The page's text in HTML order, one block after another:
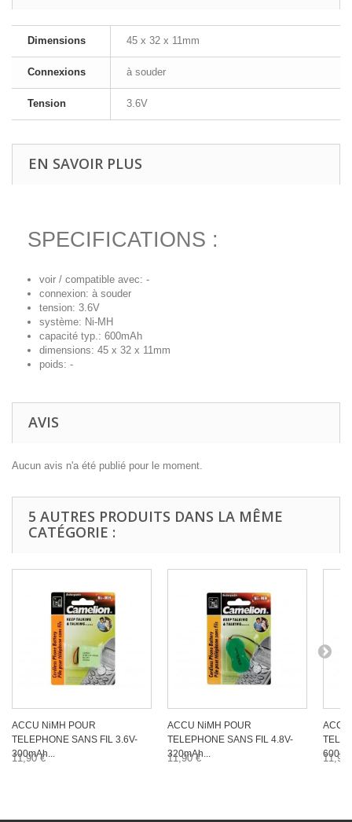
Dimensions 45 x 32 x 11mm
Connexions à souder
Tension 3.6V
EN SAVOIR PLUS
SPECIFICATIONS :
voir / compatible avec: -
connexion: à souder
tension: 3.6V
système: Ni-MH
capacité typ.: 600mAh
dimensions: 45 x 32 x 11mm
poids: -
AVIS
Aucun avis n'a été publié pour le moment.
5 AUTRES PRODUITS DANS LA MÊME
CATÉGORIE :
ACCU NiMH POUR
TELEPHONE SANS FIL 3.6V-
300mAh...
11,90 €
ACCU NiMH POUR
TELEPHONE SANS FIL 4.8V-
320mAh...
11,90 € 11,90